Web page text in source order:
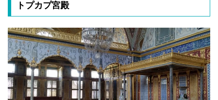
トプカプ宮殿